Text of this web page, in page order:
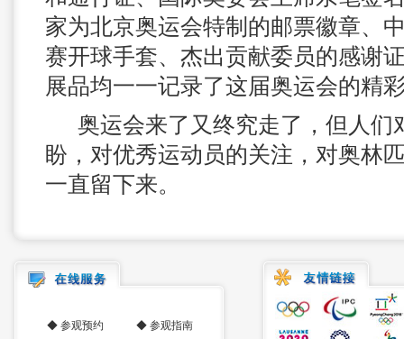
家为北京奥运会特制的邮票徽章、
赛开球手套、杰出贡献委员的感
展品均一一记录了这届奥运会的精
奥运会来了又终究走了，但人们
盼，对优秀运动员的关注，对奥林
一直留下来。
◆ 参观预约 ◆ 参观指南